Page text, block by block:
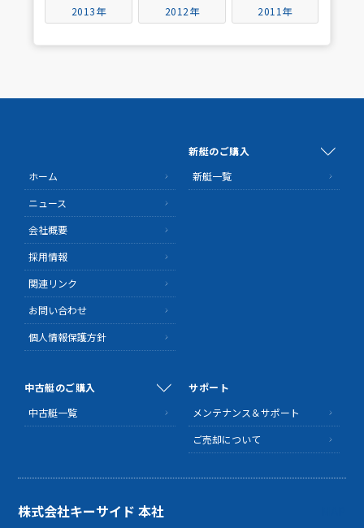
2013年 2012年 2011年
ホーム
ニュース
会社概要
採用情報
関連リンク
お問い合わせ
個人情報保護方針
新艇のご購入
新艇一覧
中古艇のご購入
中古艇一覧
サポート
メンテナンス＆サポート
ご売却について
株式会社キーサイド 本社